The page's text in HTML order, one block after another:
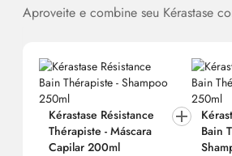
Aproveite e combine seu Kérastase
Kérastase Résistance
Thérapiste - Máscara
Capilar 200ml
Bain